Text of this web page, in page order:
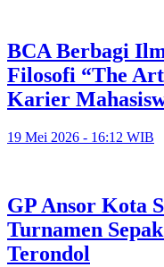
BCA Berbagi
Filosofi “The
Karier
19 Mei 2026 - 16:12 WIB
GP Ansor Kota
Turnamen
Terondol